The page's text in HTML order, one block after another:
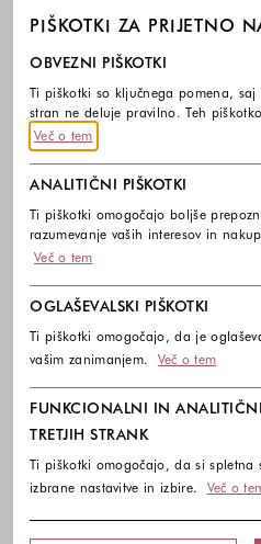
PIŠKOTKI ZA PRIJETNO
Izberite, katere skupine
OBVEZNI PIŠKOTKI
Ti piškotki so ključnega pomena, saj
stran ne deluje pravilno. Teh
Več o tem
ANALITIČNI PIŠKOTKI
Ti piškotki omogočajo boljše
razumevanje vaših interesov in
Več o tem
OGLAŠEVALSKI PIŠKOTKI
Ti piškotki omogočajo, da je
vašim zanimanjem.
Več o tem
FUNKCIONALNI IN
TRETJIH STRANK
Ti piškotki omogočajo, da si spletna
izbrane nastavitve in izbire.
Več o